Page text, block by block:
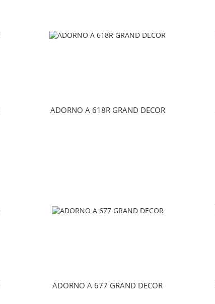
ADORNO A 618R GRAND DECOR
ADORNO A 677 GRAND DECOR